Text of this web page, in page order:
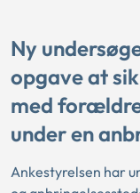
Ny
opgave at
med
under en
Ankestyrelsen har